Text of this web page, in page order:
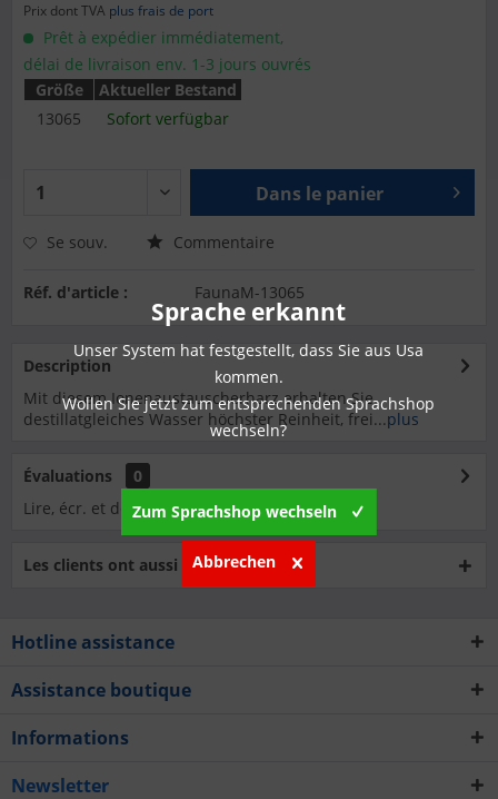
Prix dont TVA plus frais de port
Prêt à expédier immédiatement,
délai de livraison env. 1-3 jours ouvrés
Größe
Aktueller Bestand
13065
Sofort verfügbar
Dans le panier
Se souv. Commentaire
Réf. d'article : FaunaM-13065
Description
Mit diesem Ionenaustauscherharz erhalten Sie
destillatgleiches Wasser höchster Reinheit, frei...plus
Évaluations
0
Lire, écr. et débatt. des analyses…plus
Les clients ont aussi acheté
Hotline assistance
Assistance boutique
Informations
Newsletter
Sprache erkannt
Unser System hat festgestellt, dass Sie aus Usa
kommen.
Wollen Sie jetzt zum entsprechenden Sprachshop
wechseln?
Zum Sprachshop wechseln
Abbrechen